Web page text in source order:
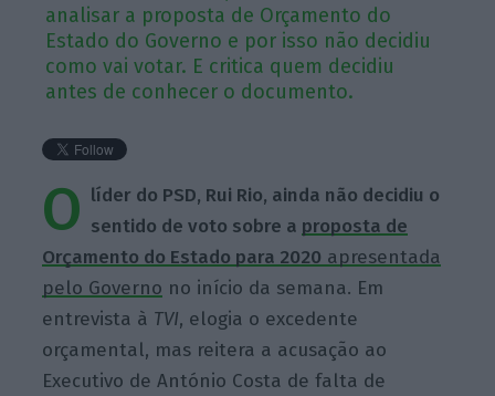
analisar a proposta de Orçamento do
Estado do Governo e por isso não decidiu
como vai votar. E critica quem decidiu
antes de conhecer o documento.
O líder do PSD, Rui Rio, ainda não decidiu o
sentido de voto sobre a proposta de
Orçamento do Estado para 2020 apresentada
pelo Governo no início da semana. Em
entrevista à TVI, elogia o excedente
orçamental, mas reitera a acusação ao
Executivo de António Costa de falta de